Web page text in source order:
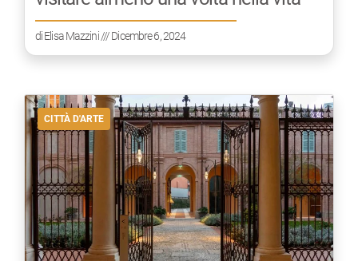
diElisa Mazzini/// Dicembre 6, 2024
CITTÀ D'ARTE